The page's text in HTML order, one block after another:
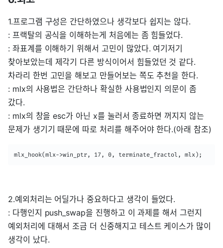
1.프로그램 구성은 간단하였으나 생각보다 쉽지는 않다.
: 프랙탈의 공식을 이해하는게 처음에는 좀 힘들었다.
: 좌표계를 이해하기 위해서 고민이 많았다. 여기저기
찾아보았는데 제각기 다른 방식이어서 힘들었던 것 같다.
차라리 한번 고민을 해보고 만들어보는 쪽도 추천을 한다.
: mlx의 사용법은 간단하나 확실한 사용법인지 의문이 좀
갔다.
: mlx의 창을 esc가 아닌 x를 눌러서 종료하면 꺼지지 않는
문제가 생기기 때문에 따로 처리를 해주어야 한다.(아래 참조)
mlx_hook(mlx->win_ptr, 17, 0, terminate_fractol, mlx);
2.예외처리는 어딜가나 중요하다고 생각이 들었다.
: 다행인지 push_swap을 진행하고 이 과제를 해서 그런지
예외처리에 대해서 조금 더 신중해지고 테스트 케이스가 많이
생각이 났다.